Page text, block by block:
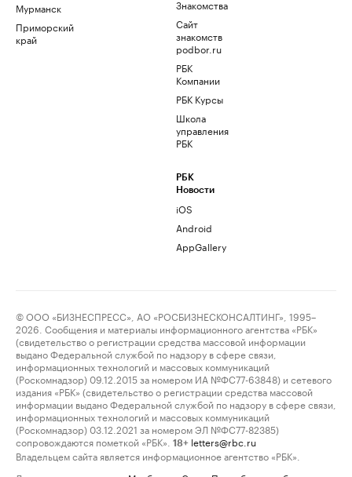
Мурманск
Приморский
край
Знакомства
Сайт
знакомств
podbor.ru
РБК
Компании
РБК Курсы
Школа
управления
РБК
РБК
Новости
iOS
Android
AppGallery
© ООО «БИЗНЕСПРЕСС», АО «РОСБИЗНЕСКОНСАЛТИНГ», 1995–
2026. Сообщения и материалы информационного агентства «РБК»
(свидетельство о регистрации средства массовой информации
выдано Федеральной службой по надзору в сфере связи,
информационных технологий и массовых коммуникаций
(Роскомнадзор) 09.12.2015 за номером ИА №ФС77-63848) и сетевого
издания «РБК» (свидетельство о регистрации средства массовой
информации выдано Федеральной службой по надзору в сфере связи,
информационных технологий и массовых коммуникаций
(Роскомнадзор) 03.12.2021 за номером ЭЛ №ФС77-82385)
сопровождаются пометкой «РБК».
18+ letters@rbc.ru
Владельцем сайта является информационное агентство «РБК».